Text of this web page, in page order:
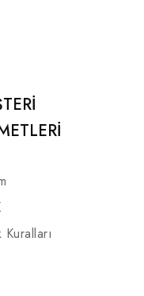
Kuralları